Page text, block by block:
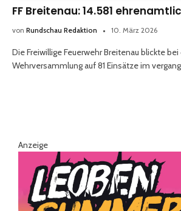
FF Breitenau: 14.581
von Rundschau Redaktion 10. März 2026
Die Freiwillige Feuerwehr Breitenau blickte
Wehrversammlung auf 81 Einsätze im
Anzeige